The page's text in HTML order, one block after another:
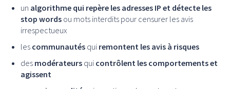
un algorithme qui repère les adresses IP et détecte les
stop words ou mots interdits pour censurer les avis
irrespectueux
les communautés qui remontent les avis à risques
des modérateurs qui contrôlent les comportements et
agissent